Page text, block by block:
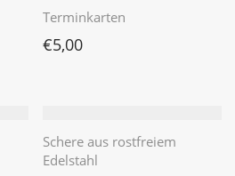
Terminkarten
€5,00
Schere aus rostfreiem
Edelstahl